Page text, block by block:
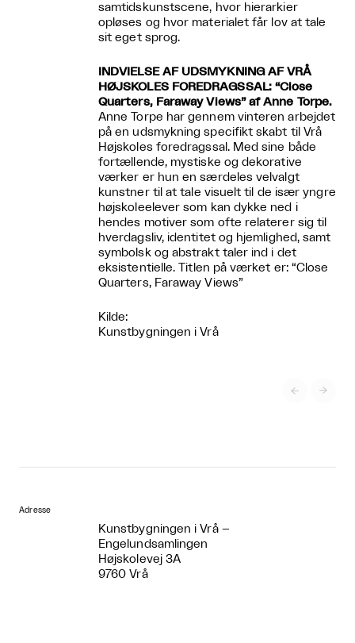
samtidskunstscene, hvor hierarkier
opløses og hvor materialet får lov at tale
sit eget sprog.
INDVIELSE AF UDSMYKNING AF VRÅ
HØJSKOLES FOREDRAGSSAL: “Close
Quarters, Faraway Views” af Anne Torpe.
Anne Torpe har gennem vinteren arbejdet
på en udsmykning specifikt skabt til Vrå
Højskoles foredragssal. Med sine både
fortællende, mystiske og dekorative
værker er hun en særdeles velvalgt
kunstner til at tale visuelt til de især yngre
højskoleelever som kan dykke ned i
hendes motiver som ofte relaterer sig til
hverdagsliv, identitet og hjemlighed, samt
symbolsk og abstrakt taler ind i det
eksistentielle. Titlen på værket er: “Close
Quarters, Faraway Views”
Kilde:
Kunstbygningen i Vrå
 
Adresse
Kunstbygningen i Vrå –
Engelundsamlingen
Højskolevej 3A
9760 Vrå